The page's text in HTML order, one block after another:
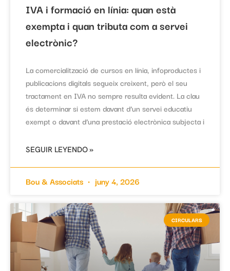
IVA i formació en línia: quan està
exempta i quan tributa com a servei
electrònic?
La comercialització de cursos en línia, infoproductes i
publicacions digitals segueix creixent, però el seu
tractament en IVA no sempre resulta evident. La clau
és determinar si estem davant d’un servei educatiu
exempt o davant d’una prestació electrònica subjecta i
SEGUIR LEYENDO »
Bou & Associats juny 4, 2026
CIRCULARS